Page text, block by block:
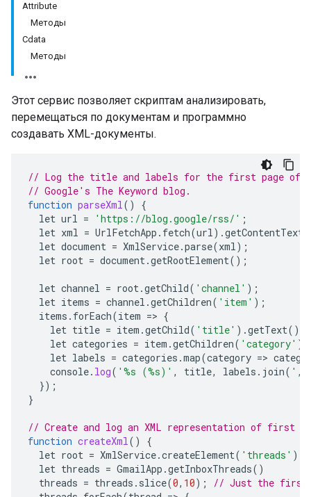
Attribute
Методы
Cdata
Методы
Этот сервис позволяет скриптам анализировать,
перемещаться по документам и программно
создавать XML-документы.
// Log the title and labels for the first page of
// Google's The Keyword blog.
function parseXml()
{
let url = 'https://blog.google/rss/' ;
let xml = UrlFetchApp . fetch(url).getContentText
let document = XmlService.parse(xml);
let root = document.getRootElement();
let channel = root.getChild( 'channel' );
let items = channel .getChildren( 'item' );
items . forEach(item => {
let title = item .getChild( 'title' ).getText();
let categories = item .getChildren( 'category' );
let labels = categories .map(category =>
console. log( '%s (%s)' , title, labels . join( ',
});
}
// Create and log an XML representation of first
function createXml()
{
let root = XmlService.createElement( 'threads' );
let threads = GmailApp .getInboxThreads()
threads = threads . slice(0, 10);
// Just the first